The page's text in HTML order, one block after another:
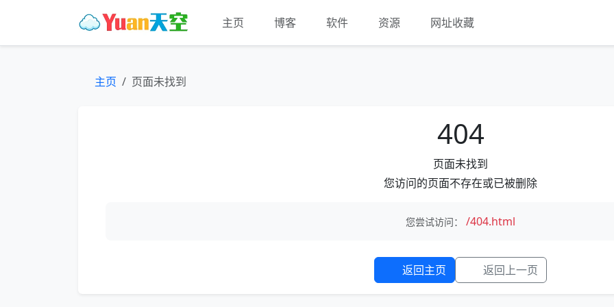
主页 博客 软件 资源 网址收藏
主页 页面未找到
404
页面未找到
您访问的页面不存在或已被删除
您尝试访问： /404.html
返回主页 返回上一页